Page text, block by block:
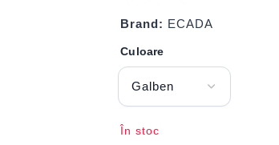
Brand: ECADA
Culoare
În stoc